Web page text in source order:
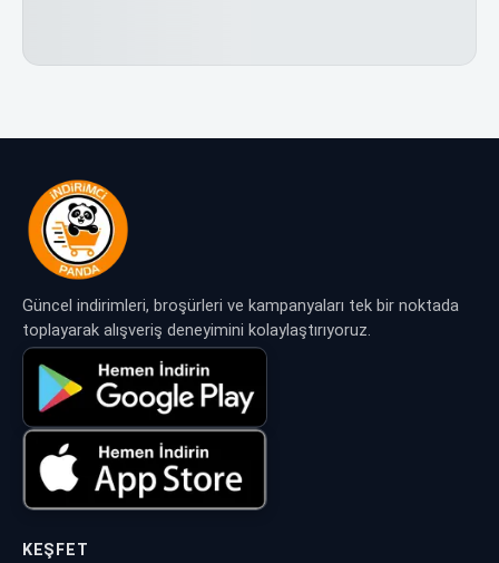
Güncel indirimleri, broşürleri ve kampanyaları tek bir noktada
toplayarak alışveriş deneyimini kolaylaştırıyoruz.
KEŞFET